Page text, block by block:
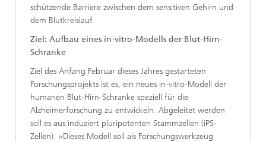
schützende Barriere zwischen dem sensitiven Gehirn und
dem Blutkreislauf.
Ziel: Aufbau eines in-vitro-Modells der Blut-Hirn-
Schranke
Ziel des Anfang Februar dieses Jahres gestarteten
Forschungsprojekts ist es, ein neues in-vitro-Modell der
humanen Blut-Hirn-Schranke speziell für die
Alzheimerforschung zu entwickeln. Abgeleitet werden
soll es aus induziert pluripotenten Stammzellen (iPS-
Zellen). »Dieses Modell soll als Forschungswerkzeug